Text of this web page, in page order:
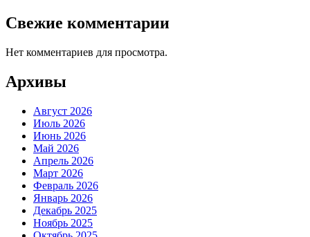
Свежие комментарии
Нет комментариев для просмотра.
Архивы
Август 2026
Июль 2026
Июнь 2026
Май 2026
Апрель 2026
Март 2026
Февраль 2026
Январь 2026
Декабрь 2025
Ноябрь 2025